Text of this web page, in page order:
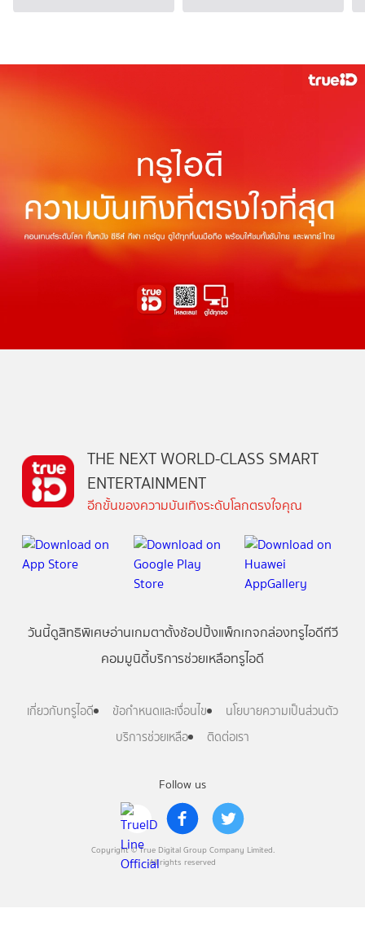
Follow us
Copyright © True Digital Group Company Limited.
All rights reserved
THE NEXT WORLD-CLASS SMART
ENTERTAINMENT
อีกขั้นของความบันเทิงระดับโลกตรงใจคุณ
วันนี้ดูสิทธิพิเศษอ่านเกมตาตั้งช้อปปิ้งแพ็กเกจกล่องทรูไอดีทีวี
คอมมูนิตี้บริการช่วยเหลือทรูไอดี
เกี่ยวกับทรูไอดี ข้อกำหนดและเงื่อนไข
นโยบายความเป็นส่วนตัว
บริการช่วยเหลือ
ติดต่อเรา